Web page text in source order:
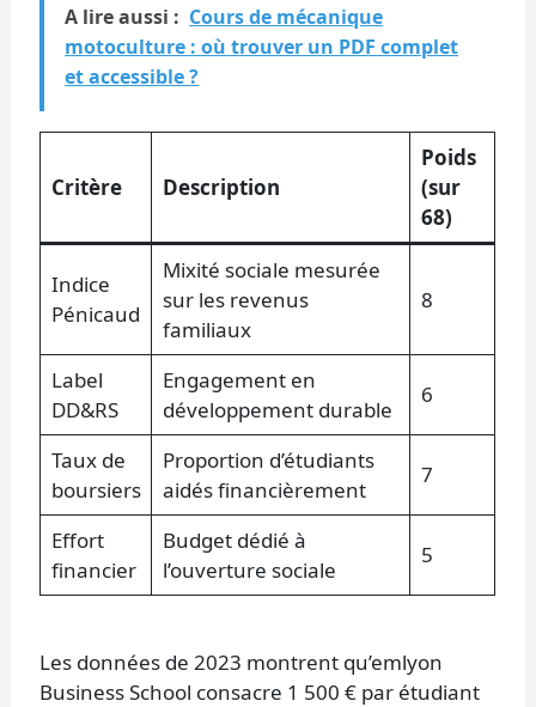
A lire aussi : Cours de mécanique
motoculture : où trouver un PDF complet
et accessible ?
Critère Description
Poids
(sur
68)
Indice
Pénicaud
Mixité sociale mesurée
sur les revenus
familiaux
8
Label
DD&RS
Engagement en
développement durable
6
Taux de
boursiers
Proportion d’étudiants
aidés financièrement
7
Effort
financier
Budget dédié à
l’ouverture sociale
5
Les données de 2023 montrent qu’emlyon
Business School consacre 1 500 € par étudiant